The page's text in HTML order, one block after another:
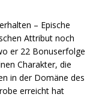
– Epische
Attribut noch
er 22 Bonuserfolge
Charakter, die
in der Domäne des
erreicht hat